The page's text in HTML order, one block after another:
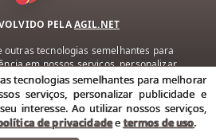
PELAAGIL.NET
outras tecnologias semelhantes para
em nossos serviços, personalizar
conteúdo de seu interesse. Ao utilizar
com nossa política de privacidade e
termos de uso.
Termos de uso
tecnologias semelhantes para melhorar
serviços, personalizar publicidade e
interesse. Ao utilizar nossos serviços,
de privacidadeetermos de uso.